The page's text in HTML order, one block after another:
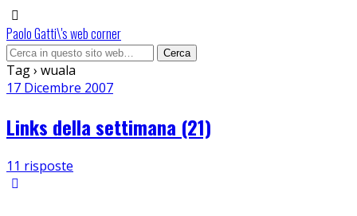
Paolo Gatti\'s web corner
Tag › wuala
17 Dicembre 2007
Links della settimana (21)
11 risposte